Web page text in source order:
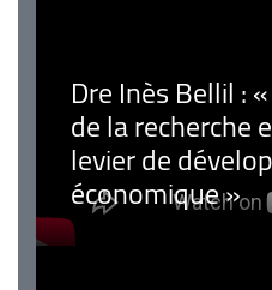
Dre Inès Bellil :
de la recherche
levier de
économique »